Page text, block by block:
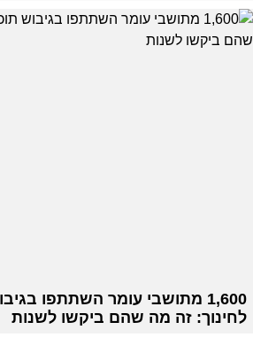
1,600 מתושבי עומר השתתפו
לחינוך: זה מה שהם ביקשו לשנות